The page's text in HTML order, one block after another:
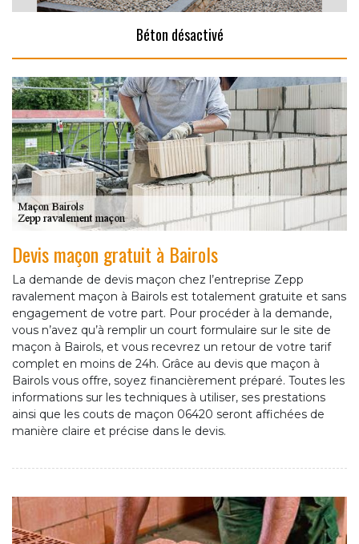
Béton désactivé
Devis maçon gratuit à Bairols
La demande de devis maçon chez l’entreprise Zepp
ravalement maçon à Bairols est totalement gratuite et sans
engagement de votre part. Pour procéder à la demande,
vous n’avez qu’à remplir un court formulaire sur le site de
maçon à Bairols, et vous recevrez un retour de votre tarif
complet en moins de 24h. Grâce au devis que maçon à
Bairols vous offre, soyez financièrement préparé. Toutes les
informations sur les techniques à utiliser, ses prestations
ainsi que les couts de maçon 06420 seront affichées de
manière claire et précise dans le devis.